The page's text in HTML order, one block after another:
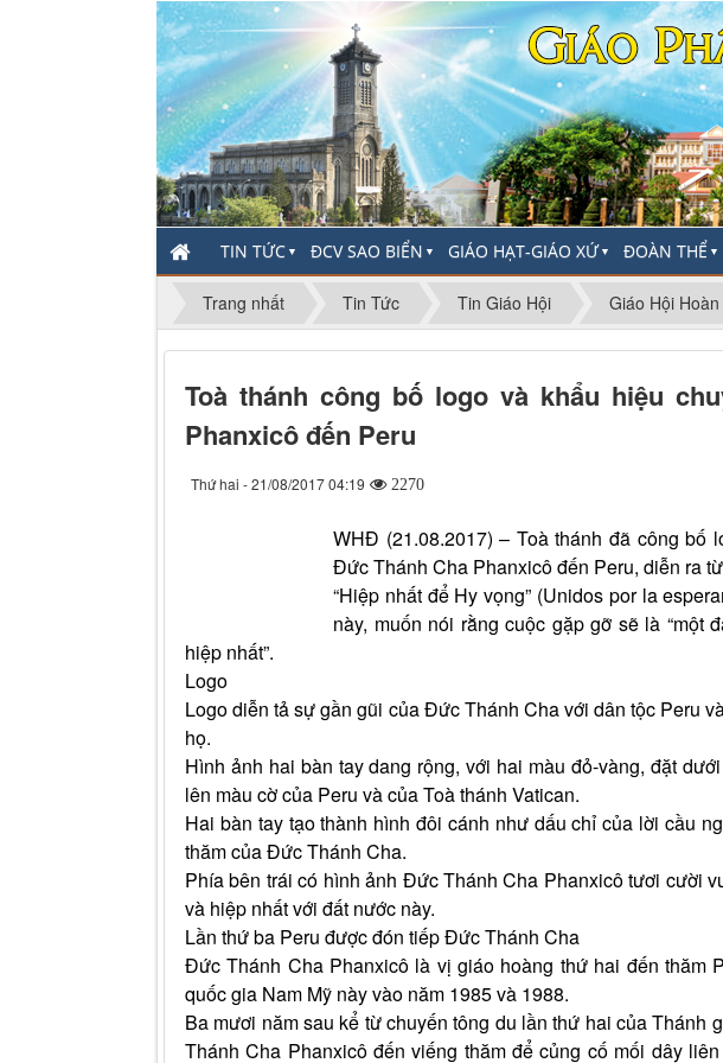
TIN TỨC ▼ ĐCV SAO BIỂN ▼ GIÁO HẠT-GIÁO XỨ▼ ĐOÀN THỂ ▼
Trang nhất Tin Tức Tin Giáo Hội Giáo Hội Hoàn
Toà thánh công bố logo và khẩu hiệu
Phanxicô đến Peru
Thứ hai - 21/08/2017 04:19 2270
WHĐ (21.08.2017) – Toà thánh đã công bố
Đức Thánh Cha Phanxicô đến Peru, diễn ra
“Hiệp nhất để Hy vọng” (Unidos por la
này, muốn nói rằng cuộc gặp gỡ sẽ là “một
hiệp nhất”.
Logo
Logo diễn tả sự gần gũi của Đức Thánh Cha với dân tộc Peru
họ.
Hình ảnh hai bàn tay dang rộng, với hai màu đỏ-vàng, đặt
lên màu cờ của Peru và của Toà thánh Vatican.
Hai bàn tay tạo thành hình đôi cánh như dấu chỉ của lời cầu
thăm của Đức Thánh Cha.
Phía bên trái có hình ảnh Đức Thánh Cha Phanxicô tươi cười
và hiệp nhất với đất nước này.
Lần thứ ba Peru được đón tiếp Đức Thánh Cha
Đức Thánh Cha Phanxicô là vị giáo hoàng thứ hai đến thăm
quốc gia Nam Mỹ này vào năm 1985 và 1988.
Ba mươi năm sau kể từ chuyến tông du lần thứ hai của
Thánh Cha Phanxicô đến viếng thăm để củng cố mối dây